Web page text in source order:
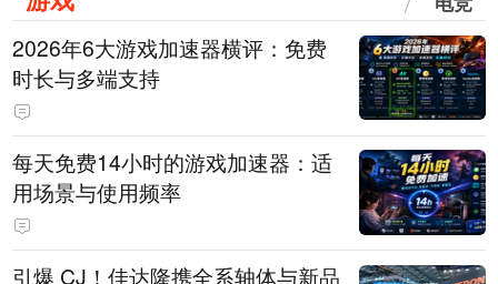
2026年6大游戏加速器横评：免费
时长与多端支持
每天免费14小时的游戏加速器：适
用场景与使用频率
引爆 CJ！佳达隆携全系轴体与新品